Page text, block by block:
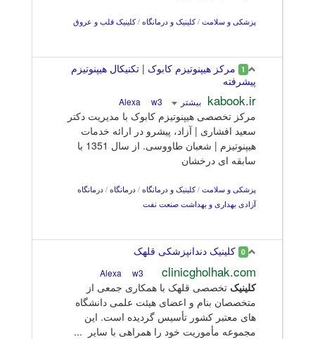
پزشکی و سلامت /کلینیک و درمانگاه /کلینیک قلب و عروق
1 مرکز هیپنوتیزم کابوک | تکنیکال هیپنوتیزم
پیشرفته
kabook.ir بیشتر w3
مرکز تخصصی هیپنوتیزم کابوک با مدیریت دکتر
سعید افشاری | آزاد، پیشرو در ارائه خدمات
هیپنوتیزم | شعبان طاووسی. از سال 1351 با
سابقه ای درخشان
پزشکی و سلامت /کلینیک و درمانگاه / درمانگاه / درمانگاه
آزادی بهداری و بهداشت صنعت نفت
0 کلینیک دندانپزشکی قلهک
clinicgholhak.com
w3
کلینیک تخصصی قلهک با همکاری جمعی از
متخصصان بنام و اعضای هیئت علمی دانشگاه
های معتبر کشور تأسیس گردیده است. این
مجموعه مأموریت خود را همراهی با سایر ...